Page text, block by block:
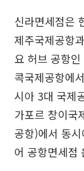
신라면세점은
제주국제공항
요 허브 공항
콕국제공항에
시아 3대 국제
가포르 창이국
공항)에서 동
어 공항면세점